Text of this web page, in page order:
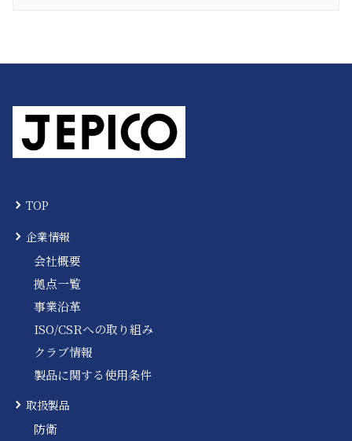
TOP
企業情報
会社概要
拠点一覧
事業沿革
ISO/CSRへの取り組み
クラブ情報
製品に関する使用条件
取扱製品
防衛